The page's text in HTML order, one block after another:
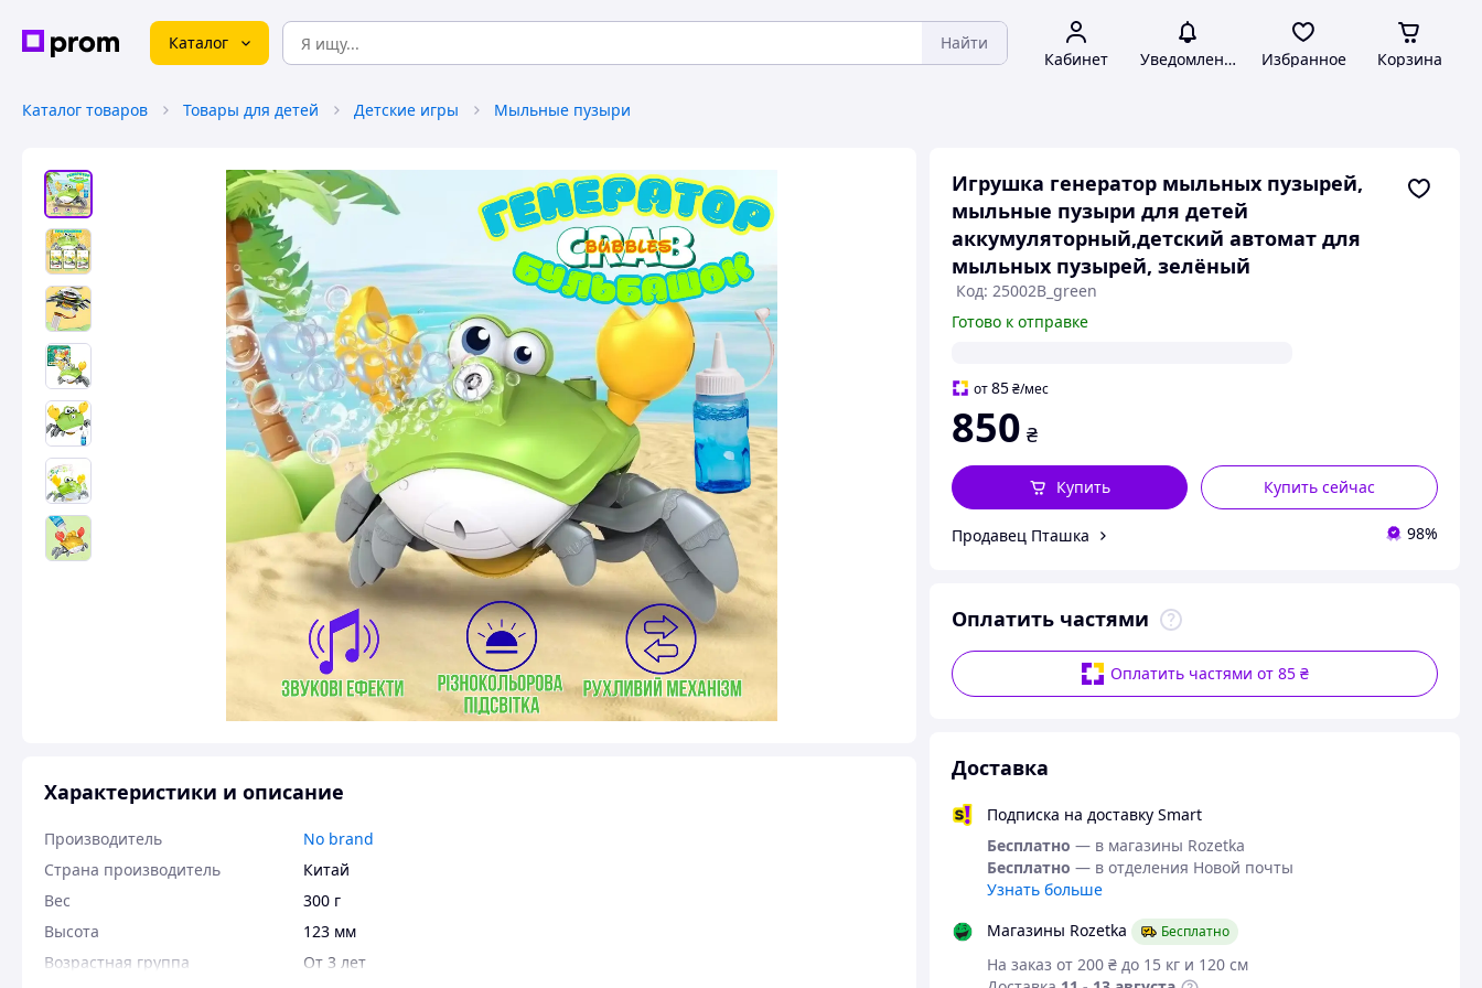
Каталог Найти
Кабинет Уведомления Избранное Корзина
Каталог товаров Товары для детей Детские игры Мыльные пузыри
Игрушка генератор мыльных пузырей,
мыльные пузыри для детей
аккумуляторный,детский автомат для
мыльных пузырей, зелёный
Код: 25002B_green
Готово к отправке
от85 ₴/мес
850 ₴
Купить сейчас
Купить
Продавец Пташка 98%
Оплатить частями
Оплатить частями от 85 ₴
Доставка
Подписка на доставку Smart
Бесплатно — в магазины Rozetka
Бесплатно — в отделения Новой почты
Узнать больше
Магазины Rozetka
Бесплатно
На заказ от 200 ₴ до 15 кг и 120 см
Характеристики и описание
Производитель
No brand
Страна производитель
Китай
Вес
300 г
Высота
123 мм
Возрастная группа
От 3 лет